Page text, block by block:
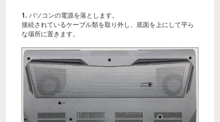
1. パソコンの電源を落とします。
接続されているケーブル類を取り外し、底面を上にして平ら
な場所に置きます。